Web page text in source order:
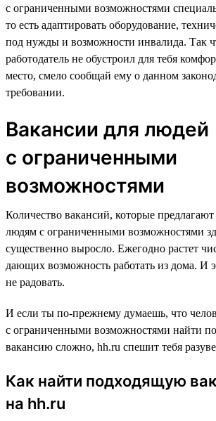
с ограниченными возможностями
то есть адаптировать оборудование,
под нужды и возможности инвалида. Так
работодатель не обустроил для тебя
место, смело сообщай ему о данном
требовании.
Вакансии для людей
с ограниченными
возможностями
Количество вакансий, которые предлагают
людям с ограниченными возможностями
существенно выросло. Ежегодно растет
дающих возможность работать из дома. И
не радовать.
И если ты по-прежнему думаешь, что
с ограниченными возможностями найти
вакансию сложно, hh.ru спешит тебя
Как найти подходящую
на hh.ru